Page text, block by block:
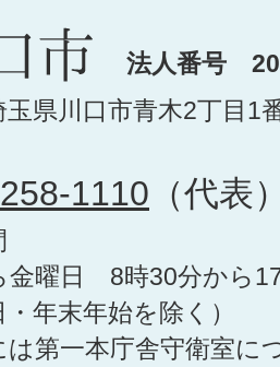
法人番号
県川口市青木2丁目1
1110 （代表
金曜日 8時30分から
・年末年始を除く）
は第一本庁舎守衛室に